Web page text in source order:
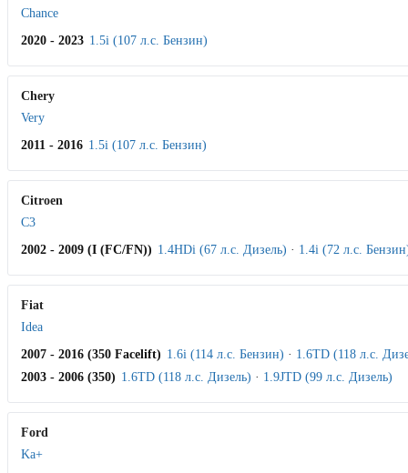
Chance
2020 - 2023 1.5i (107 л.с. Бензин)
Chery
Very
2011 - 2016 1.5i (107 л.с. Бензин)
Citroen
C3
2002 - 2009 (I (FC/FN)) 1.4HDi (67 л.с. Дизель) · 1.4i (72 л.с.
Fiat
Idea
2007 - 2016 (350 Facelift) 1.6i (114 л.с. Бензин) · 1.6TD (118 л.с.
2003 - 2006 (350) 1.6TD (118 л.с. Дизель) · 1.9JTD (99 л.с. Дизель)
Ford
Ka+